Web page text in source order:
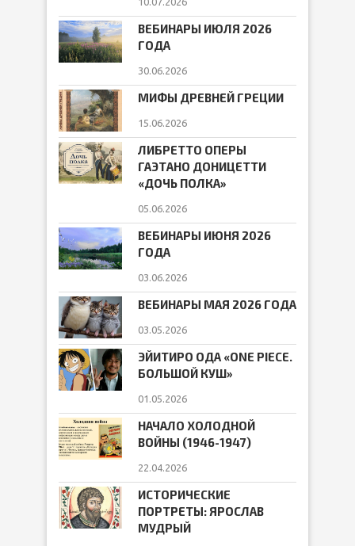
ВЕБИНАРЫ ИЮЛЯ 2026
ГОДА
30.06.2026
МИФЫ ДРЕВНЕЙ ГРЕЦИИ
15.06.2026
ЛИБРЕТТО ОПЕРЫ
ГАЭТАНО ДОНИЦЕТТИ
«ДОЧЬ ПОЛКА»
05.06.2026
ВЕБИНАРЫ ИЮНЯ 2026
ГОДА
03.06.2026
ВЕБИНАРЫ МАЯ 2026 ГОДА
03.05.2026
ЭЙИТИРО ОДА «ONE PIECE.
БОЛЬШОЙ КУШ»
01.05.2026
НАЧАЛО ХОЛОДНОЙ
ВОЙНЫ (1946-1947)
22.04.2026
ИСТОРИЧЕСКИЕ
ПОРТРЕТЫ: ЯРОСЛАВ
МУДРЫЙ